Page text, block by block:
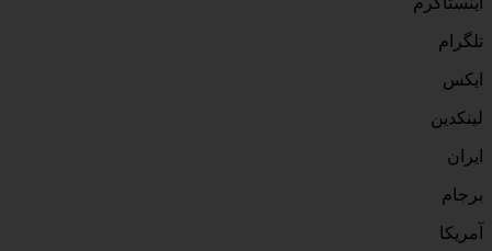
تلگرام
ایکس
لینکدین
ایران
برجام
آمریکا